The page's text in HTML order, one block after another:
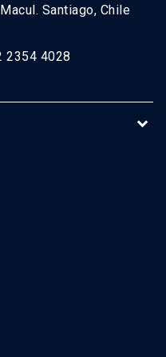
Santiago, Chile
2354 4028